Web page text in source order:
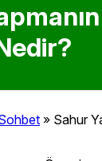
» Sahur